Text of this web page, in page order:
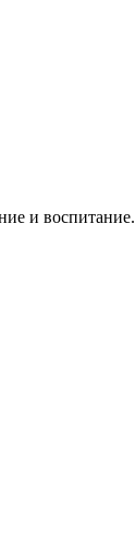
и воспитание.